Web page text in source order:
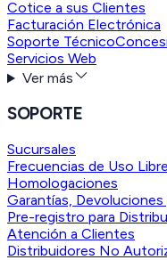
Cotice a sus Clientes
Facturación Electrónica
Soporte Técnico
Servicios Web
Ver más
SOPORTE
Sucursales
Frecuencias de Uso Libre
Homologaciones
Garantías, Devoluciones
Pre-registro para
Atención a Clientes
Distribuidores No